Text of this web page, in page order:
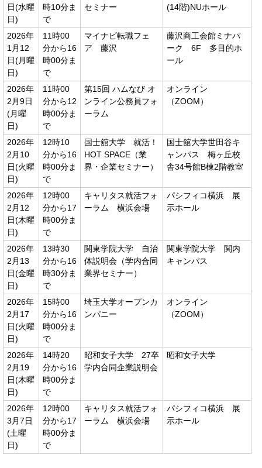
日(水曜
日)
時10分ま
で
セミナー
(14階)NUホール
2026年
1月12
日(月曜
日)
11時00
分から16
時00分ま
で
マイナビ転職フェ
ア 藤沢
藤沢商工会館ミナパ
ーク 6F 多目的ホ
ール
2026年
2月9日
(月曜
日)
11時00
分から12
時00分ま
で
第15回 ハムなび オ
ンライン公務員フォ
ーラム
オンライン
（ZOOM）
2026年
2月10
日(火曜
日)
12時10
分から16
時00分ま
で
国士舘大学 就活！
HOT SPACE（業
界・企業セミナー）
国士舘大学世田谷キ
ャンパス 梅ヶ丘校
舎34号館B棟2階教室
2026年
2月12
日(木曜
日)
12時00
分から17
時00分ま
で
キャリタス就活フォ
ーラム 横浜会場
パシフィコ横浜 展
示ホール
2026年
2月13
日(金曜
日)
13時30
分から16
時30分ま
で
関東学院大学 自治
体説明会（学内合同
業界セミナー）
関東学院大学 関内
キャンパス
2026年
2月17
日(火曜
日)
15時00
分から16
時00分ま
で
埼玉大学オープンカ
ンパニー
オンライン
（ZOOM）
2026年
2月19
日(木曜
日)
14時20
分から16
時00分ま
で
昭和女子大学 27卒
学内合同企業説明会
昭和女子大学
2026年
3月7日
(土曜
日)
12時00
分から17
時00分ま
で
キャリタス就活フォ
ーラム 横浜会場
パシフィコ横浜 展
示ホール